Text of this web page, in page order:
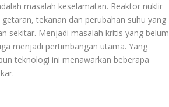
masalah keselamatan. Reaktor nuklir
tekanan dan perubahan suhu yang
sekitar. Menjadi masalah kritis yang belum
menjadi pertimbangan utama. Yang
teknologi ini menawarkan beberapa